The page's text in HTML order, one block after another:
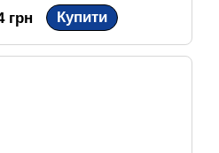
грн Купити